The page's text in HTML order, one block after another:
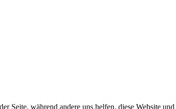
Seite, während andere uns helfen, diese Website